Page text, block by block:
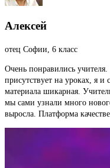
Алексей
отец Софии, 6 класс
Очень понравились
присутствует на уроках, я и
материала шикарная.
мы сами узнали много
выросла. Платформа